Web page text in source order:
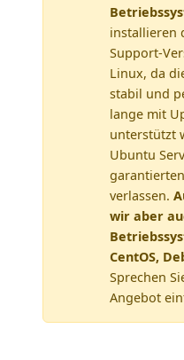
installieren
Support-
Linux, da
stabil und
lange mit
unterstützt
Ubuntu
verlassen.
wir aber
CentOS,
Sprechen
Angebot